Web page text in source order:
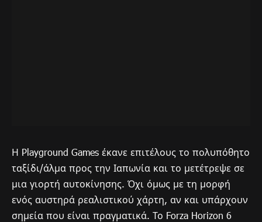
Η Playground Games έκανε επιτέλους το πολυπόθητο
ταξίδι/άλμα προς την Ιαπωνία και το μετέτρεψε σε
μια γιορτή αυτοκίνησης. Όχι όμως με τη μορφή
ενός αυστηρά ρεαλιστικού χάρτη, αν και υπάρχουν
σημεία που είναι πραγματικά. Το Forza Horizon 6